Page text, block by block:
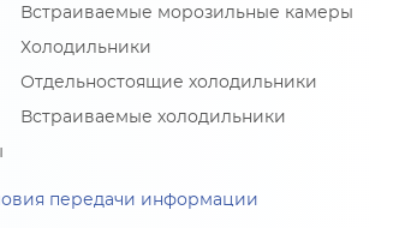
Встраиваемые морозильные камеры
Холодильники
Отдельностоящие холодильники
Встраиваемые холодильники
передачи информации